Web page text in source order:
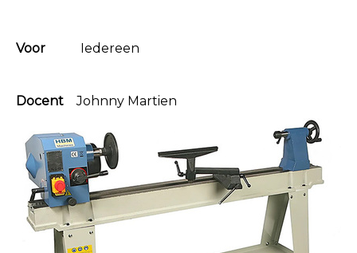
Voor Iedereen
DocentJohnny Martien